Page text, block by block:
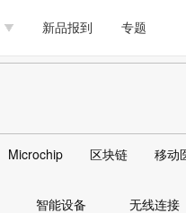
安防监控
模拟技术/信号链AI/人工智能
新品报到 专题
医疗电子
模拟技术/信号链
无线连接 LED
AI/人工智能 传感
电源技术/信号链 接口
Microchip 区块链 移动
智能设备 无线连接